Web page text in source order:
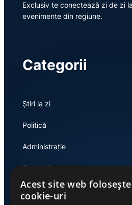
Exclusiv te conectează zi de zi
evenimente din regiune.
Categorii
Știri la zi
Politică
Administrație
Economie
Acest site web folosește
cookie-uri